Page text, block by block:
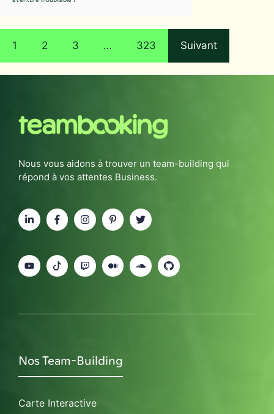
1 2 3 … 323 Suivant
Nous vous aidons à trouver un team-building qui
répond à vos attentes Business.
Nos Team-Building
Carte Interactive